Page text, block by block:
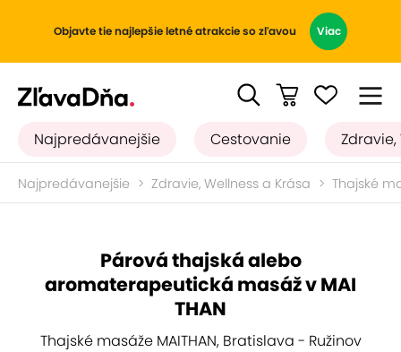
Objavte tie najlepšie letné atrakcie so zľavou Viac
Najpredávanejšie Cestovanie Zdravie,
Najpredávanejšie Zdravie, Wellness a Krása Thajské
Párová thajská alebo
aromaterapeutická masáž v MAI
THAN
Thajské masáže MAITHAN, Bratislava - Ružinov